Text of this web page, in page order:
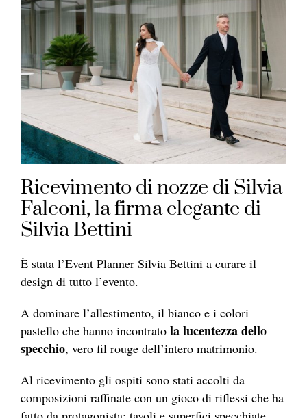
Ricevimento di nozze di Silvia
Falconi, la firma elegante di
Silvia Bettini
È stata l’Event Planner Silvia Bettini a curare il
design di tutto l’evento.
A dominare l’allestimento, il bianco e i colori
pastello che hanno incontrato la lucentezza dello
specchio, vero fil rouge dell’intero matrimonio.
Al ricevimento gli ospiti sono stati accolti da
composizioni raffinate con un gioco di riflessi che ha